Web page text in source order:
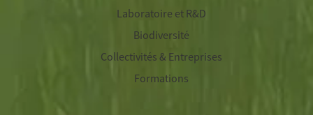
Laboratoire et R&D
Biodiversité
Collectivités & Entreprises
Formations